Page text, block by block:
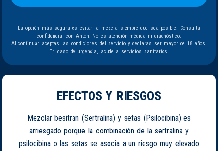
La opción más segura es evitar la mezcla siempre que sea posible. Consulta
confidencial con Antón. No es atención médica ni diagnóstico.
Al continuar aceptas las condiciones del servicio y declaras ser mayor de 18 años.
En caso de urgencia, acude a servicios sanitarios.
EFECTOS Y RIESGOS
Mezclar besitran (Sertralina) y setas (Psilocibina) es
arriesgado porque la combinación de la sertralina y
psilocibina o las setas se asocia a un riesgo muy elevado